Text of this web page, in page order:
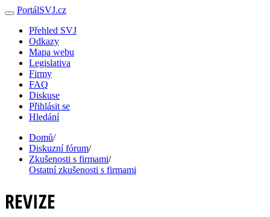
PortálSVJ.cz
Přehled SVJ
Odkazy
Mapa webu
Legislativa
Firmy
FAQ
Diskuse
Přihlásit se
Hledání
Domů/
Diskuzní fórum/
Zkušenosti s firmami/
Ostatní zkušenosti s firmami
REVIZE